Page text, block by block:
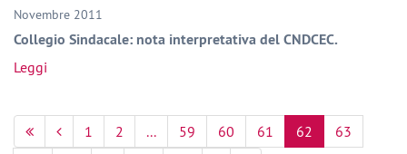
Novembre 2011
Collegio Sindacale: nota interpretativa del CNDCEC.
Leggi
1 2 ... 59 60 61 62
63